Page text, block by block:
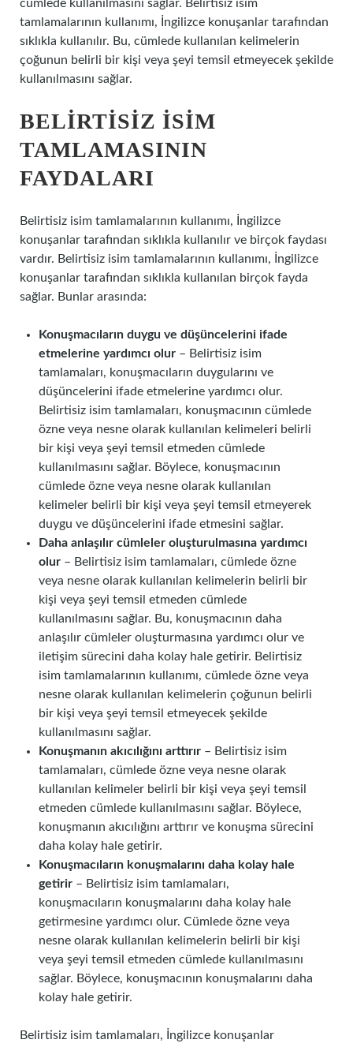
cümlede kullanılmasını sağlar. Belirtisiz isim
tamlamalarının kullanımı, İngilizce konuşanlar tarafından
sıklıkla kullanılır. Bu, cümlede kullanılan kelimelerin
çoğunun belirli bir kişi veya şeyi temsil etmeyecek şekilde
kullanılmasını sağlar.
BELIRTISIZ İSIM
TAMLAMASININ
FAYDALARI
Belirtisiz isim tamlamalarının kullanımı, İngilizce
konuşanlar tarafından sıklıkla kullanılır ve birçok faydası
vardır. Belirtisiz isim tamlamalarının kullanımı, İngilizce
konuşanlar tarafından sıklıkla kullanılan birçok fayda
sağlar. Bunlar arasında:
Konuşmacıların duygu ve düşüncelerini ifade
etmelerine yardımcı olur – Belirtisiz isim
tamlamaları, konuşmacıların duygularını ve
düşüncelerini ifade etmelerine yardımcı olur.
Belirtisiz isim tamlamaları, konuşmacının cümlede
özne veya nesne olarak kullanılan kelimeleri belirli
bir kişi veya şeyi temsil etmeden cümlede
kullanılmasını sağlar. Böylece, konuşmacının
cümlede özne veya nesne olarak kullanılan
kelimeler belirli bir kişi veya şeyi temsil etmeyerek
duygu ve düşüncelerini ifade etmesini sağlar.
Daha anlaşılır cümleler oluşturulmasına yardımcı
olur – Belirtisiz isim tamlamaları, cümlede özne
veya nesne olarak kullanılan kelimelerin belirli bir
kişi veya şeyi temsil etmeden cümlede
kullanılmasını sağlar. Bu, konuşmacının daha
anlaşılır cümleler oluşturmasına yardımcı olur ve
iletişim sürecini daha kolay hale getirir. Belirtisiz
isim tamlamalarının kullanımı, cümlede özne veya
nesne olarak kullanılan kelimelerin çoğunun belirli
bir kişi veya şeyi temsil etmeyecek şekilde
kullanılmasını sağlar.
Konuşmanın akıcılığını arttırır – Belirtisiz isim
tamlamaları, cümlede özne veya nesne olarak
kullanılan kelimeler belirli bir kişi veya şeyi temsil
etmeden cümlede kullanılmasını sağlar. Böylece,
konuşmanın akıcılığını arttırır ve konuşma sürecini
daha kolay hale getirir.
Konuşmacıların konuşmalarını daha kolay hale
getirir – Belirtisiz isim tamlamaları,
konuşmacıların konuşmalarını daha kolay hale
getirmesine yardımcı olur. Cümlede özne veya
nesne olarak kullanılan kelimelerin belirli bir kişi
veya şeyi temsil etmeden cümlede kullanılmasını
sağlar. Böylece, konuşmacının konuşmalarını daha
kolay hale getirir.
Belirtisiz isim tamlamaları, İngilizce konuşanlar